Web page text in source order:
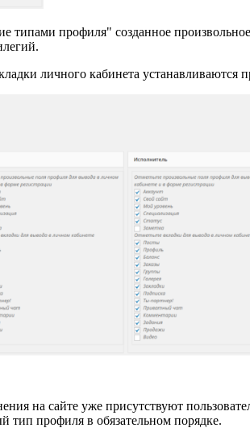
типами профиля" созданное
личного кабинета
на сайте уже присутствуют
тип профиля в обязательном порядке.